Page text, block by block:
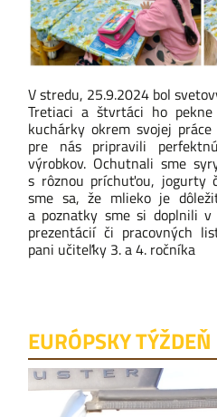
V stredu, 25.9.2024 bol
Tretiaci a štvrtáci ho
kuchárky okrem svojej
pre nás pripravili
výrobkov. Ochutnali sme
s rôznou príchuťou, jogurty
sme sa, že mlieko je
a poznatky sme si doplnili
prezentácií či pracovných
pani učiteľky 3. a 4. ročníka
EURÓPSKY